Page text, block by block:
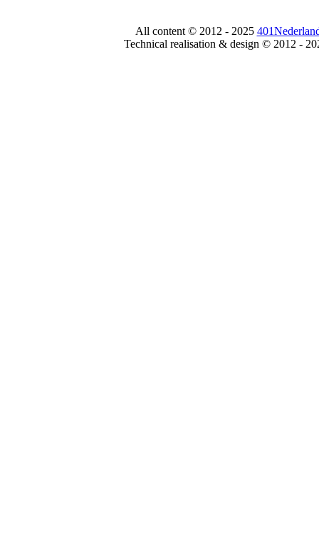
All content © 2012 - 2025
Technical realisation & design © 2012 -